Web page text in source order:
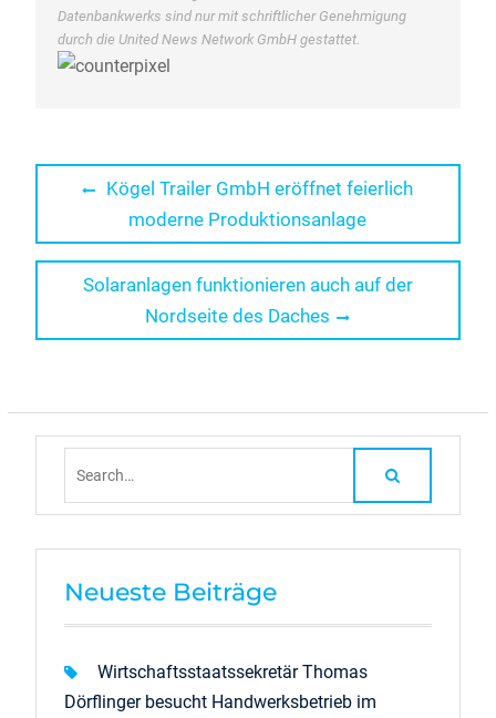
Datenbankwerks sind nur mit schriftlicher Genehmigung
durch die United News Network GmbH gestattet.
Beitragsnavigation
Previous
post:
Kögel Trailer GmbH eröffnet feierlich
moderne Produktionsanlage
Next
Solaranlagen funktionieren auch auf der
Nordseite des Daches
Neueste Beiträge
Wirtschaftsstaatssekretär Thomas
Dörflinger besucht Handwerksbetrieb im